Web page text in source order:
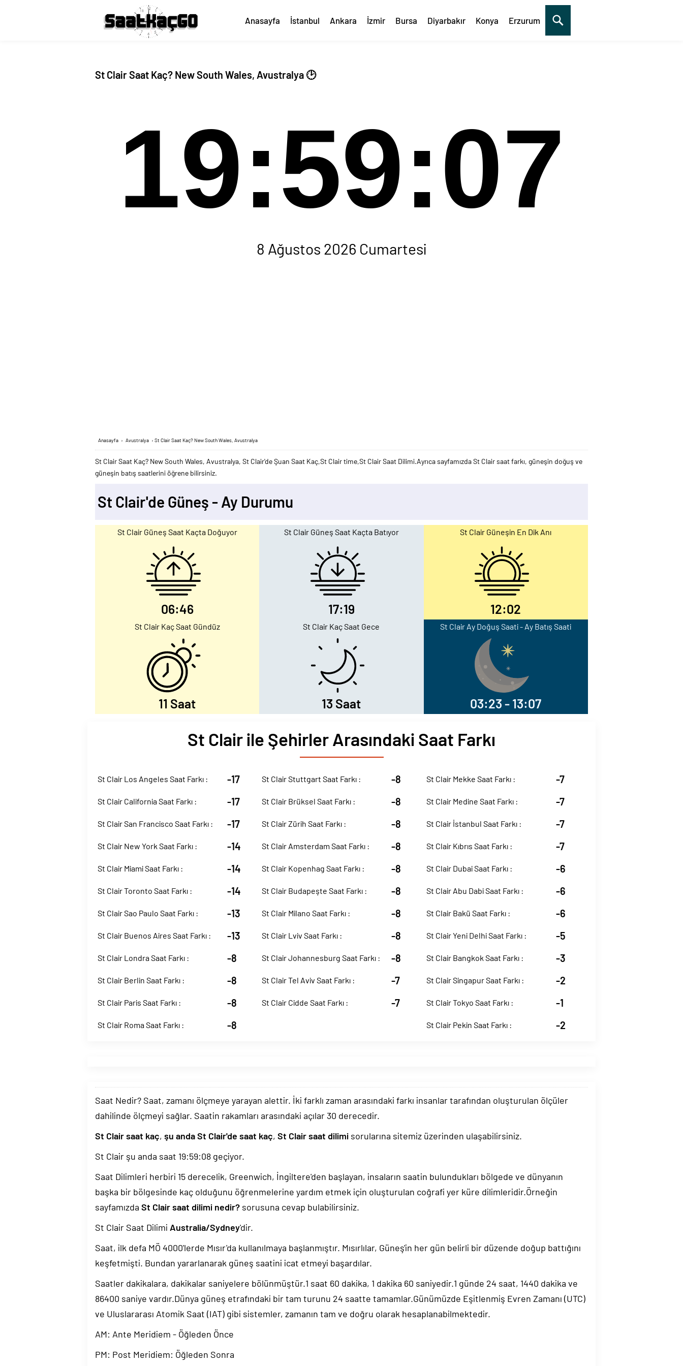
Anasayfa İstanbul Ankara İzmir Bursa Diyarbakır Konya Erzurum
St Clair Saat Kaç? New South Wales, Avustralya 🕑
19:59:08
8 Ağustos 2026 Cumartesi
Anasayfa › Avustralya › St Clair Saat Kaç? New South Wales, Avustralya
St Clair Saat Kaç? New South Wales, Avustralya, St Clair'de Şuan Saat Kaç,St Clair time,St Clair Saat Dilimi.Ayrıca sayfamızda St Clair saat farkı, güneşin doğuş ve
güneşin batış saatlerini öğrene bilirsiniz.
St Clair'de Güneş - Ay Durumu
St Clair Güneş Saat Kaçta Doğuyor
06:46
St Clair Güneş Saat Kaçta Batıyor
17:19
St Clair Güneşin En Dik Anı
12:02
St Clair Kaç Saat Gündüz
11 Saat
St Clair Kaç Saat Gece
13 Saat
St Clair Ay Doğuş Saati - Ay Batış Saati
03:23 - 13:07
St Clair ile Şehirler Arasındaki Saat Farkı
St Clair Los Angeles Saat Farkı : -17
St Clair California Saat Farkı : -17
St Clair San Francisco Saat Farkı : -17
St Clair New York Saat Farkı : -14
St Clair Miami Saat Farkı : -14
St Clair Toronto Saat Farkı : -14
St Clair Sao Paulo Saat Farkı : -13
St Clair Buenos Aires Saat Farkı : -13
St Clair Londra Saat Farkı : -8
St Clair Berlin Saat Farkı : -8
St Clair Paris Saat Farkı : -8
St Clair Roma Saat Farkı : -8
St Clair Stuttgart Saat Farkı : -8
St Clair Brüksel Saat Farkı : -8
St Clair Zürih Saat Farkı : -8
St Clair Amsterdam Saat Farkı : -8
St Clair Kopenhag Saat Farkı : -8
St Clair Budapeşte Saat Farkı : -8
St Clair Milano Saat Farkı : -8
St Clair Lviv Saat Farkı : -8
St Clair Johannesburg Saat Farkı : -8
St Clair Tel Aviv Saat Farkı : -7
St Clair Cidde Saat Farkı : -7
St Clair Mekke Saat Farkı : -7
St Clair Medine Saat Farkı : -7
St Clair İstanbul Saat Farkı : -7
St Clair Kıbrıs Saat Farkı : -7
St Clair Dubai Saat Farkı : -6
St Clair Abu Dabi Saat Farkı : -6
St Clair Bakü Saat Farkı : -6
St Clair Yeni Delhi Saat Farkı : -5
St Clair Bangkok Saat Farkı : -3
St Clair Singapur Saat Farkı : -2
St Clair Tokyo Saat Farkı : -1
St Clair Pekin Saat Farkı : -2
Saat Nedir? Saat, zamanı ölçmeye yarayan alettir. İki farklı zaman arasındaki farkı insanlar tarafından oluşturulan ölçüler
dahilinde ölçmeyi sağlar. Saatin rakamları arasındaki açılar 30 derecedir.
St Clair saat kaç, şu anda St Clair'de saat kaç, St Clair saat dilimi sorularına sitemiz üzerinden ulaşabilirsiniz.
St Clair şu anda saat 19:59:09 geçiyor.
Saat Dilimleri herbiri 15 derecelik, Greenwich, İngiltere'den başlayan, insaların saatin bulundukları bölgede ve dünyanın
başka bir bölgesinde kaç olduğunu öğrenmelerine yardım etmek için oluşturulan coğrafi yer küre dilimleridir.Örneğin
sayfamızda St Clair saat dilimi nedir? sorusuna cevap bulabilirsiniz.
St Clair Saat Dilimi Australia/Sydney'dir.
Saat, ilk defa MÖ 4000'lerde Mısır'da kullanılmaya başlanmıştır. Mısırlılar, Güneş'in her gün belirli bir düzende doğup battığını
keşfetmişti. Bundan yararlanarak güneş saatini icat etmeyi başardılar.
Saatler dakikalara, dakikalar saniyelere bölünmüştür.1 saat 60 dakika, 1 dakika 60 saniyedir.1 günde 24 saat, 1440 dakika ve
86400 saniye vardır.Dünya güneş etrafındaki bir tam turunu 24 saatte tamamlar.Günümüzde Eşitlenmiş Evren Zamanı (UTC)
ve Uluslararası Atomik Saat (IAT) gibi sistemler, zamanın tam ve doğru olarak hesaplanabilmektedir.
AM: Ante Meridiem - Öğleden Önce
PM: Post Meridiem: Öğleden Sonra